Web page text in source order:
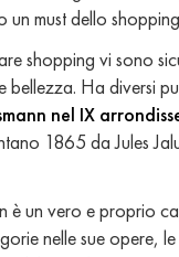
must dello
shopping vi sono
Ha diversi
nel IX
1865 da Jules
è un vero e
nelle sue opere,